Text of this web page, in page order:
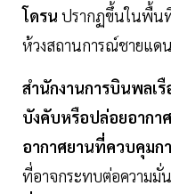
โดรน ปรากฏขึ้นในพื้น
ห้วงสถานการณ์ชายแด
สำนักงานการบินพลเรื
บังคับหรือปล่อยอากา
อากาศยานที่ควบคุมก
ที่อาจกระทบต่อความมั่